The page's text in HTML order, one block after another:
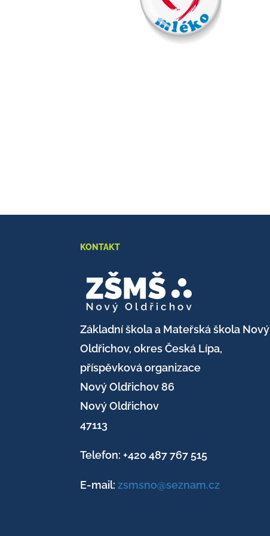
KONTAKT
Základní škola a Mateřská škola Nový
Oldřichov, okres Česká Lípa,
příspěvková organizace
Nový Oldřichov 86
Nový Oldřichov
47113
Telefon: +420487 767 515
E-mail:zsmsno@seznam.cz